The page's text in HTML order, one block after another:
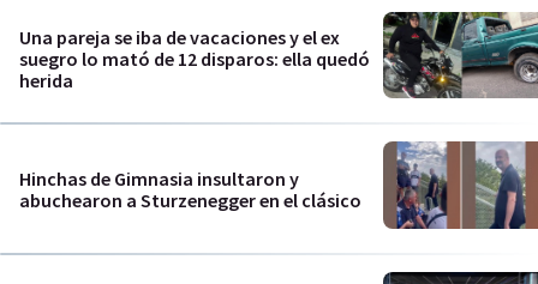
Una pareja se iba de vacaciones y el ex
suegro lo mató de 12 disparos: ella quedó
herida
Hinchas de Gimnasia insultaron y
abuchearon a Sturzenegger en el clásico